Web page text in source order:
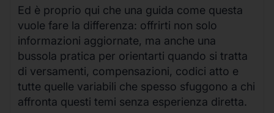
Ed è proprio qui che una guida come questa
vuole fare la differenza: offrirti non solo
informazioni aggiornate, ma anche una
bussola pratica per orientarti quando si tratta
di versamenti, compensazioni, codici atto e
tutte quelle variabili che spesso sfuggono a chi
affronta questi temi senza esperienza diretta.